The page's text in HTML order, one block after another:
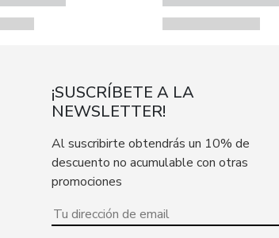
¡SUSCRÍBETE A LA
NEWSLETTER!
Al suscribirte obtendrás un 10% de
descuento no acumulable con otras
promociones